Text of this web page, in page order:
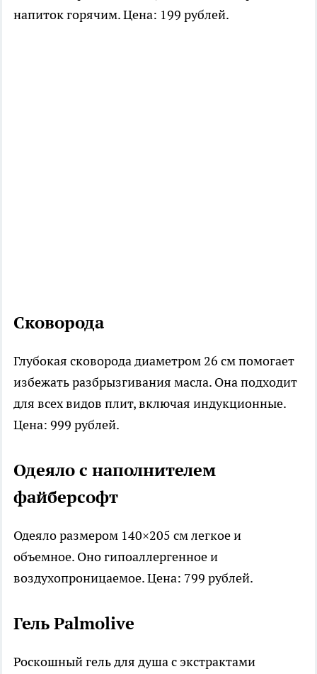
напиток горячим. Цена: 199 рублей.
Сковорода
Глубокая сковорода диаметром 26 см помогает
избежать разбрызгивания масла. Она подходит
для всех видов плит, включая индукционные.
Цена: 999 рублей.
Одеяло с наполнителем
файберсофт
Одеяло размером 140×205 см легкое и
объемное. Оно гипоаллергенное и
воздухопроницаемое. Цена: 799 рублей.
Гель Palmolive
Роскошный гель для душа с экстрактами